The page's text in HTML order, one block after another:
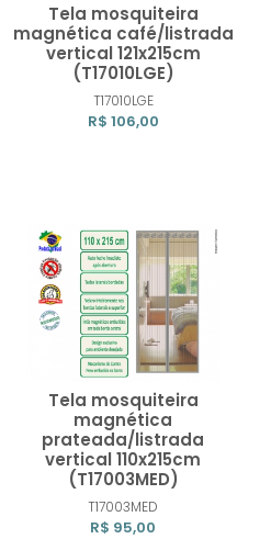
Tela mosquiteira
magnética café/listrada
vertical 121x215cm
(T17010LGE)
T17010LGE
R$ 106,00
Comprar
Tela mosquiteira
magnética
prateada/listrada
vertical 110x215cm
(T17003MED)
T17003MED
R$ 95,00
Comprar